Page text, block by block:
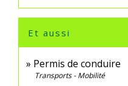
Et aussi
Permis de conduire
Transports - Mobilité